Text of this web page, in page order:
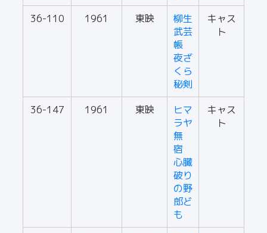
36-110 1961 東映
柳生
武芸
帳
夜ざ
くら
秘剣
キャス
ト
36-147 1961 東映
ヒマ
ラヤ
無
宿
心臓
破り
の野
郎ど
も
キャス
ト